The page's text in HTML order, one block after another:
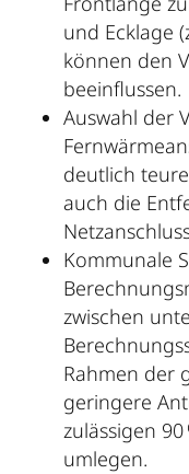
und Ecklage
können den
beeinflussen.
Auswahl der
deutlich
auch die
Kommunale
zwischen
Rahmen der
geringere
zulässigen
umlegen.